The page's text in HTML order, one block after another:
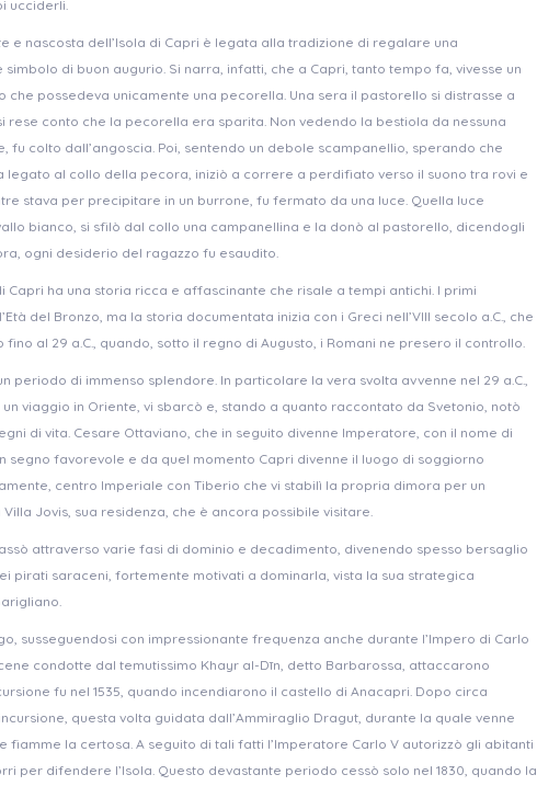
ucciderli.
e nascosta dell’Isola di Capri è legata alla tradizione di regalare una
di buon augurio. Si narra, infatti, che a Capri, tanto tempo fa, vivesse un
possedeva unicamente una pecorella. Una sera il pastorello si distrasse a
rese conto che la pecorella era sparita. Non vedendo la bestiola da nessuna
fu colto dall’angoscia. Poi, sentendo un debole scampanellio, sperando che
legato al collo della pecora, iniziò a correre a perdifiato verso il suono tra rovi e
stava per precipitare in un burrone, fu fermato da una luce. Quella luce
bianco, si sfilò dal collo una campanellina e la donò al pastorello, dicendogli
ogni desiderio del ragazzo fu esaudito.
Capri ha una storia ricca e affascinante che risale a tempi antichi. I primi
del Bronzo, ma la storia documentata inizia con i Greci nell’VIII secolo a.C., che
al 29 a.C., quando, sotto il regno di Augusto, i Romani ne presero il controllo.
periodo di immenso splendore. In particolare la vera svolta avvenne nel 29 a.C.,
viaggio in Oriente, vi sbarcò e, stando a quanto raccontato da Svetonio, notò
di vita. Cesare Ottaviano, che in seguito divenne Imperatore, con il nome di
segno favorevole e da quel momento Capri divenne il luogo di soggiorno
centro Imperiale con Tiberio che vi stabilì la propria dimora per un
Jovis, sua residenza, che è ancora possibile visitare.
attraverso varie fasi di dominio e decadimento, divenendo spesso bersaglio
pirati saraceni, fortemente motivati a dominarla, vista la sua strategica
susseguendosi con impressionante frequenza anche durante l’Impero di Carlo
condotte dal temutissimo Khayr al-Dīn, detto Barbarossa, attaccarono
fu nel 1535, quando incendiarono il castello di Anacapri. Dopo circa
questa volta guidata dall’Ammiraglio Dragut, durante la quale venne
fiamme la certosa. A seguito di tali fatti l’Imperatore Carlo V autorizzò gli abitanti
per difendere l’Isola. Questo devastante periodo cessò solo nel 1830, quando la